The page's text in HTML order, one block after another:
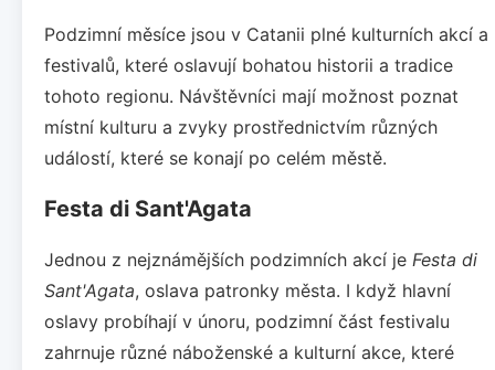
Podzimní měsíce jsou v Catanii plné kulturních akcí a
festivalů, které oslavují bohatou historii a tradice
tohoto regionu. Návštěvníci mají možnost poznat
místní kulturu a zvyky prostřednictvím různých
událostí, které se konají po celém městě.
Festa di Sant'Agata
Jednou z nejznámějších podzimních akcí je Festa di
Sant'Agata, oslava patronky města. I když hlavní
oslavy probíhají v únoru, podzimní část festivalu
zahrnuje různé náboženské a kulturní akce, které